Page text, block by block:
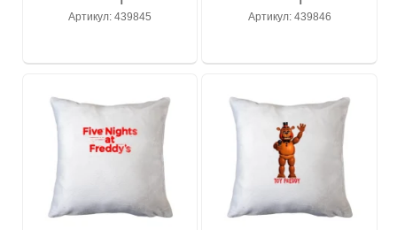
Артикул: 439845 Артикул: 439846